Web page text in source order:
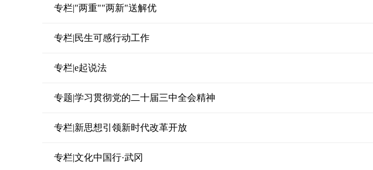
专栏|"两重""两新"送解优
专栏|民生可感行动工作
专栏|e起说法
专题|学习贯彻党的二十届三中全会精神
专栏|新思想引领新时代改革开放
专栏|文化中国行·武冈